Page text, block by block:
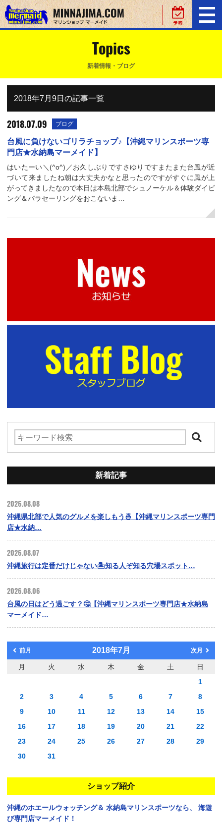
Topics
新着情報・ブログ
2018年7月9日の記事一覧
2018.07.09 ブログ
台風に負けないゴリラチョップ♪【沖縄マリンスポーツ専
門店★水納島マーメイド】
はいたーい＼(^o^)／お久しぶりですさゆりですまたまた台風が近
づいて来ましたね朝は大丈夫かなと思ったのですがすぐに風が上
がってきましたなので本日は本島北部でシュノーケル＆体験ダイビ
ング＆パラセーリングをおこないま…
新着記事
2026.08.08
沖縄県北部で人気のグルメを楽しもう🍜【沖縄マリンスポーツ専門
店★水納…
2026.08.07
沖縄旅行は定番だけじゃない🏝️知る人ぞ知る穴場スポット…
2026.08.06
台風の日はどう過ごす？🤔【沖縄マリンスポーツ専門店★水納島
マーメイド…
前月 2018年7月 次月
月 火 水 木 金 土
日
1
2
3 4 5 6 7
8
9
10 11 12 13 14
15
16
17 18 19 20 21
22
23
24 25 26 27 28
29
30
31
ショップ紹介
沖縄のホエールウォッチング＆ 水納島マリンスポーツなら、
海遊
び専門店マーメイド！